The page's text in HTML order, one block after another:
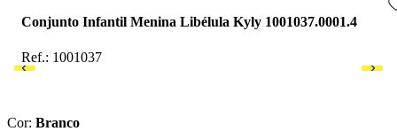
Conjunto Infantil Menina Libélula Kyly 1001037.0001.4
Ref.: 1001037
Cor: Branco